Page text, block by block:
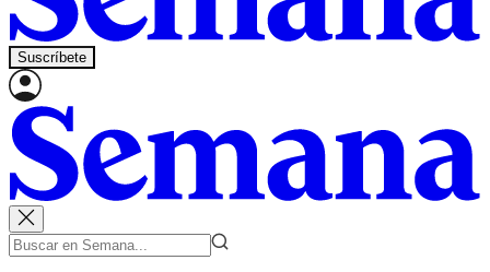
Suscríbete